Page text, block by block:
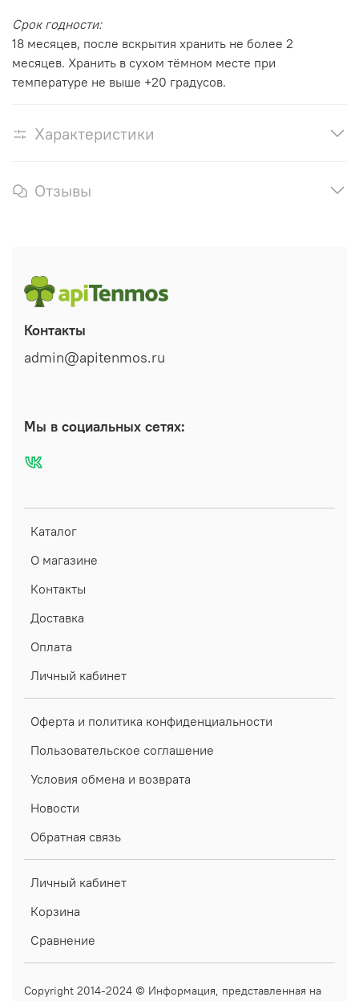
Срок годности:
18 месяцев, после вскрытия хранить не более 2
месяцев. Хранить в сухом тёмном месте при
температуре не выше +20 градусов.
Характеристики
Отзывы
Каталог
О магазине
Контакты
Доставка
Оплата
Личный кабинет
Оферта и политика конфиденциальности
Пользовательское соглашение
Условия обмена и возврата
Новости
Обратная связь
Личный кабинет
Корзина
Сравнение
Контакты
admin@apitenmos.ru
Мы в социальных сетях:
Copyright 2014-2024 © Информация, представленная на